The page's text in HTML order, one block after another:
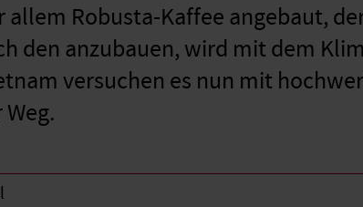
allem Robusta-Kaffee angebaut,
den anzubauen, wird mit dem
versuchen es nun mit